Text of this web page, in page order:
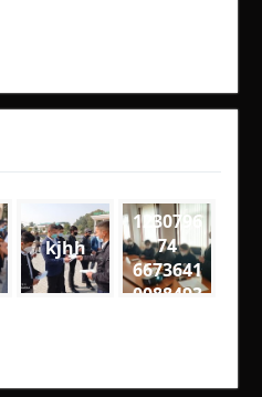
kjhh
1230796
74
6673641
0088493
46289 n